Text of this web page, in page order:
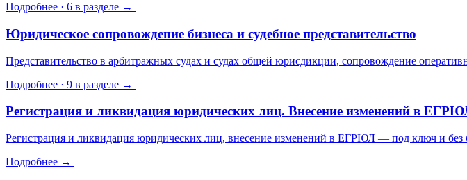
Подробнее · 6 в разделе →
Юридическое сопровождение бизнеса и судебное представительство
Представительство в арбитражных судах и судах общей юрисдикции, сопровождение
Подробнее · 9 в разделе →
Регистрация и ликвидация юридических лиц. Внесение изменений в
Регистрация и ликвидация юридических лиц, внесение изменений в ЕГРЮЛ — под ключ и без
Подробнее →